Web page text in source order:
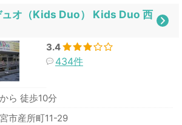
ュオ（Kids Duo） Kids Duo 西
3.4
434件
ら 徒歩10分
市産所町11-29